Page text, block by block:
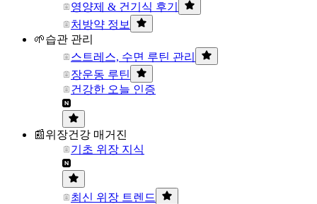
영양제 & 건기식 후기
처방약 정보
🌱습관 관리
스트레스, 수면 루틴 관리
장운동 루틴
건강한 오늘 인증
📰위장건강 매거진
기초 위장 지식
최신 위장 트렌드